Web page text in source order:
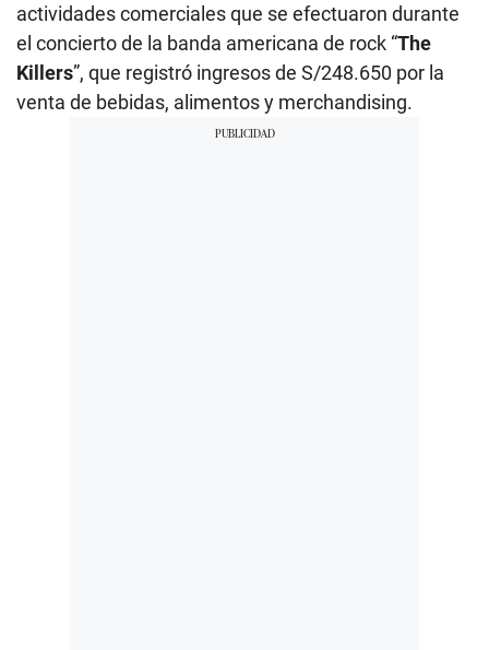
actividades comerciales que se efectuaron durante
el concierto de la banda americana de rock “The
Killers”, que registró ingresos de S/248.650 por la
venta de bebidas, alimentos y merchandising.